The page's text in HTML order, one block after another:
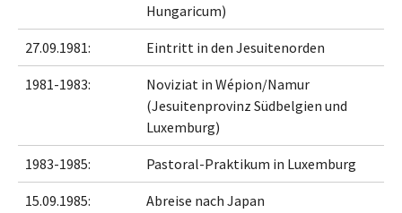
Hungaricum)
27.09.1981: Eintritt in den Jesuitenorden
1981-1983:
Noviziat in Wépion/Namur
(Jesuitenprovinz Südbelgien und
Luxemburg)
1983-1985: Pastoral-Praktikum in Luxemburg
15.09.1985: Abreise nach Japan